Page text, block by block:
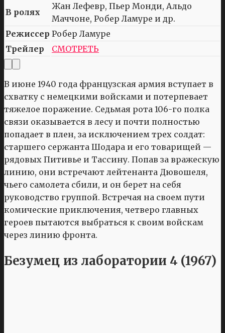
В ролях
Жан Лефевр, Пьер Монди, Альдо
Маччоне, Робер Ламуре и др.
Режиссер Робер Ламуре
Трейлер
СМОТРЕТЬ
В июне 1940 года французская армия вступает в
схватку с немецкими войсками и потерпевает
тяжелое поражение. Седьмая рота 106-го полка
связи оказывается в лесу и почти полностью
попадает в плен, за исключением трех солдат:
старшего сержанта Шодара и его товарищей —
рядовых Питивье и Тассину. Попав за вражескую
линию, они встречают лейтенанта Дювошеля,
чьего самолета сбили, и он берет на себя
руководство группой. Встречая на своем пути
комические приключения, четверо главных
героев пытаются выбраться к своим войскам
через линию фронта.
Безумец из лаборатории 4 (1967)